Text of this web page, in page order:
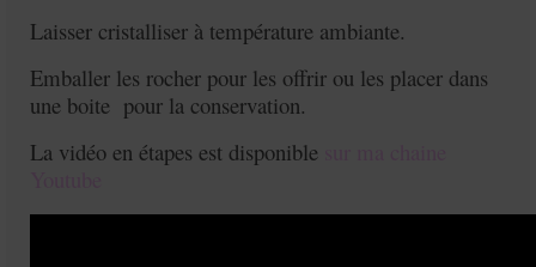
Laisser cristalliser à température ambiante.
Emballer les rocher pour les offrir ou les placer dans
une boite pour la conservation.
La vidéo en étapes est disponible